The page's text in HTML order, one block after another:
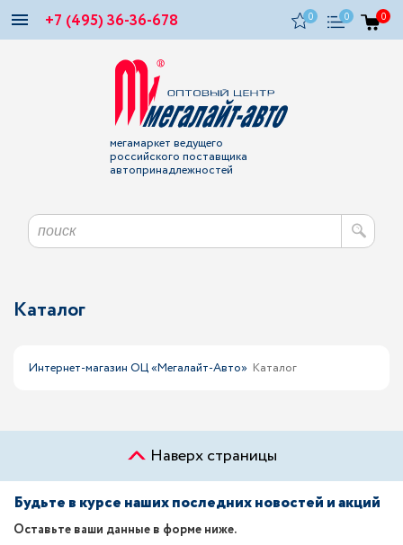
+7 (495) 36-36-678 0 0 0
мегамаркет ведущего
российского поставщика
автопринадлежностей
Каталог
Интернет-магазин ОЦ «Мегалайт-Авто» Каталог
Наверх страницы
Будьте в курсе наших последних новостей и акций
Оставьте ваши данные в форме ниже.